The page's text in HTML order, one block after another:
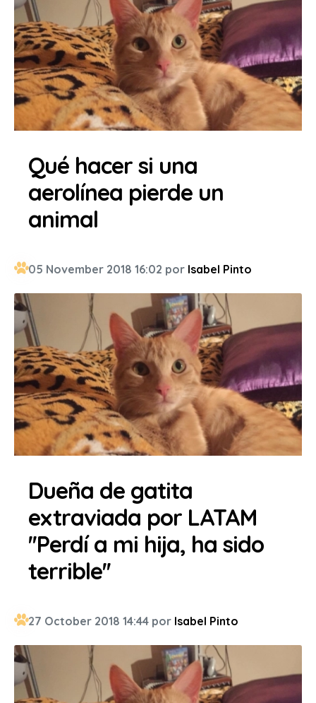
Qué hacer si una
aerolínea pierde un
animal
05 November 2018 16:02 por Isabel Pinto
Dueña de gatita
extraviada por LATAM
''Perdí a mi hija, ha sido
terrible''
27 October 2018 14:44 por Isabel Pinto